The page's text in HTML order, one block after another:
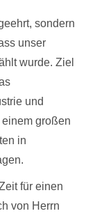
sondern
unser
wurde. Ziel
und
großen
in
für einen
von Herrn